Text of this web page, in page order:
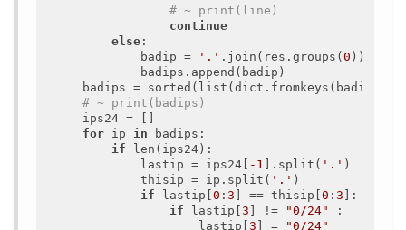
# ~ print(line)
continue
else :
            badip =
'.' .join(res.groups(0 ))
            badips.append(badip)
    badips = sorted(list(dict.fromkeys(badips)))
# ~ print(badips)
    ips24 = []
for ip in badips:
if len(ips24):
            lastip = ips24[
-1 ].split( '.' )
            thisip = ip.split(
'.' )
if lastip[0 :3 ] == thisip[0 :3 ]:
if lastip[3 ] != "0/24"
:
                    lastip[
3 ] =
"0/24"